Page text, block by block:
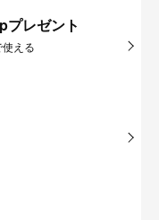
プレゼント
える